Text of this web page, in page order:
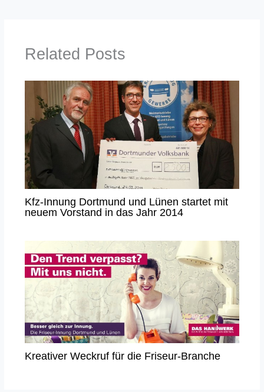
Related Posts
Kfz-Innung Dortmund und Lünen startet mit
neuem Vorstand in das Jahr 2014
Kreativer Weckruf für die Friseur-Branche